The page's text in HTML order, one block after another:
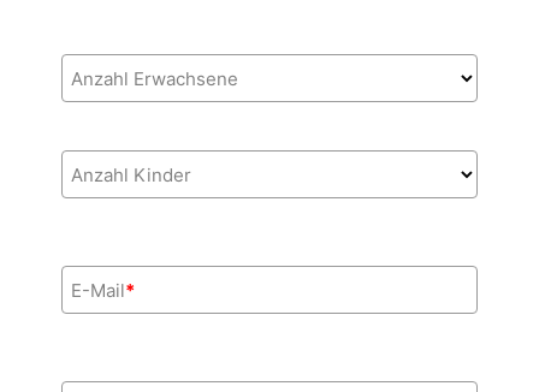
Anzahl Erwachsene
Anzahl Kinder
E-Mail*